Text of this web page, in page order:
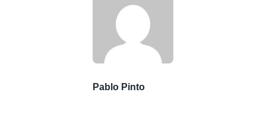
Pablo Pinto